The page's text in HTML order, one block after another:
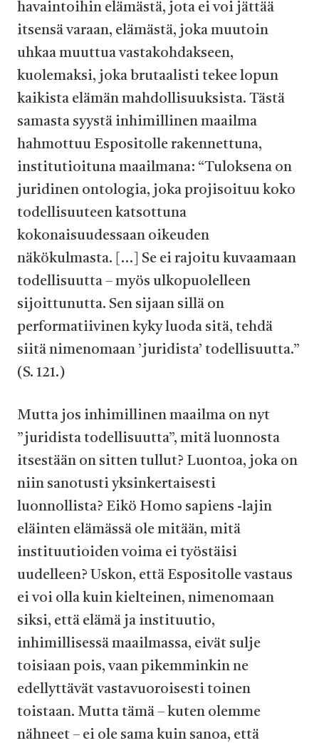
havaintoihin elämästä, jota ei voi jättää
itsensä varaan, elämästä, joka muutoin
uhkaa muuttua vastakohdakseen,
kuolemaksi, joka brutaalisti tekee lopun
kaikista elämän mahdollisuuksista. Tästä
samasta syystä inhimillinen maailma
hahmottuu Espositolle rakennettuna,
institutioituna maailmana: “Tuloksena on
juridinen ontologia, joka projisoituu koko
todellisuuteen katsottuna
kokonaisuudessaan oikeuden
näkökulmasta. […] Se ei rajoitu kuvaamaan
todellisuutta – myös ulkopuolelleen
sijoittunutta. Sen sijaan sillä on
performatiivinen kyky luoda sitä, tehdä
siitä nimenomaan ’juridista’ todellisuutta.”
(S. 121.)
Mutta jos inhimillinen maailma on nyt
”juridista todellisuutta”, mitä luonnosta
itsestään on sitten tullut? Luontoa, joka on
niin sanotusti yksinkertaisesti
luonnollista? Eikö Homo sapiens -lajin
eläinten elämässä ole mitään, mitä
instituutioiden voima ei työstäisi
uudelleen? Uskon, että Espositolle vastaus
ei voi olla kuin kielteinen, nimenomaan
siksi, että elämä ja instituutio,
inhimillisessä maailmassa, eivät sulje
toisiaan pois, vaan pikemminkin ne
edellyttävät vastavuoroisesti toinen
toistaan. Mutta tämä – kuten olemme
nähneet – ei ole sama kuin sanoa, että